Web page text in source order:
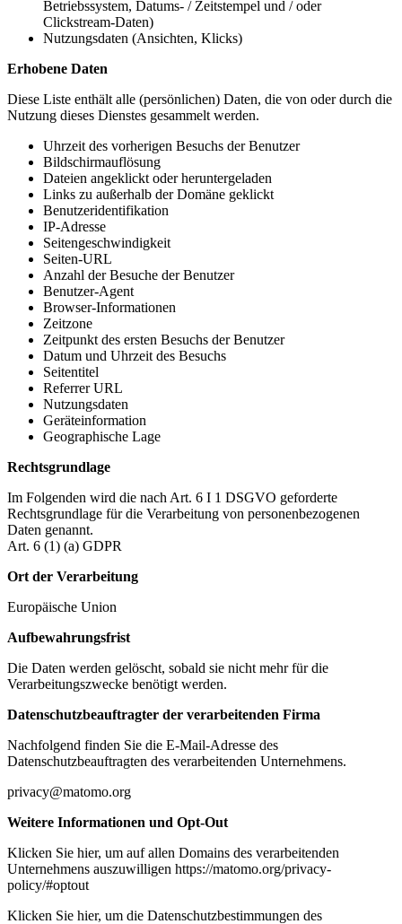
Betriebssystem, Datums- / Zeitstempel und / oder
Clickstream-Daten)
Nutzungsdaten (Ansichten, Klicks)
Erhobene Daten
Diese Liste enthält alle (persönlichen) Daten, die von oder durch die
Nutzung dieses Dienstes gesammelt werden.
Uhrzeit des vorherigen Besuchs der Benutzer
Bildschirmauflösung
Dateien angeklickt oder heruntergeladen
Links zu außerhalb der Domäne geklickt
Benutzeridentifikation
IP-Adresse
Seitengeschwindigkeit
Seiten-URL
Anzahl der Besuche der Benutzer
Benutzer-Agent
Browser-Informationen
Zeitzone
Zeitpunkt des ersten Besuchs der Benutzer
Datum und Uhrzeit des Besuchs
Seitentitel
Referrer URL
Nutzungsdaten
Geräteinformation
Geographische Lage
Rechtsgrundlage
Im Folgenden wird die nach Art. 6 I 1 DSGVO geforderte
Rechtsgrundlage für die Verarbeitung von personenbezogenen
Daten genannt.
Art. 6 (1) (a) GDPR
Ort der Verarbeitung
Europäische Union
Aufbewahrungsfrist
Die Daten werden gelöscht, sobald sie nicht mehr für die
Verarbeitungszwecke benötigt werden.
Datenschutzbeauftragter der verarbeitenden Firma
Nachfolgend finden Sie die E-Mail-Adresse des
Datenschutzbeauftragten des verarbeitenden Unternehmens.
privacy@matomo.org
Weitere Informationen und Opt-Out
Klicken Sie hier, um auf allen Domains des verarbeitenden
Unternehmens auszuwilligen https://matomo.org/privacy-
policy/#optout
Klicken Sie hier, um die Datenschutzbestimmungen des